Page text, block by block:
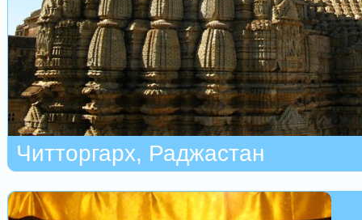
Читторгарх, Раджастан